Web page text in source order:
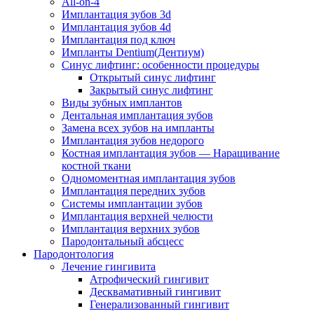
Имплантация зубов 3d
Имплантация зубов 4d
Имплантация под ключ
Импланты Dentium(Дентиум)
Cинус лифтинг: особенности процедуры
Открытый синус лифтинг
Закрытый синус лифтинг
Виды зубных имплантов
Дентальная имплантация зубов
Замена всех зубов на импланты
Имплантация зубов недорого
Костная имплантация зубов — Наращивание
костной ткани
Одномоментная имплантация зубов
Имплантация передних зубов
Системы имплантации зубов
Имплантация верхней челюсти
Имплантация верхних зубов
Пародонтальный абсцесс
Пародонтология
Лечение гингивита
Атрофический гингивит
Десквамативный гингивит
Генерализованный гингивит